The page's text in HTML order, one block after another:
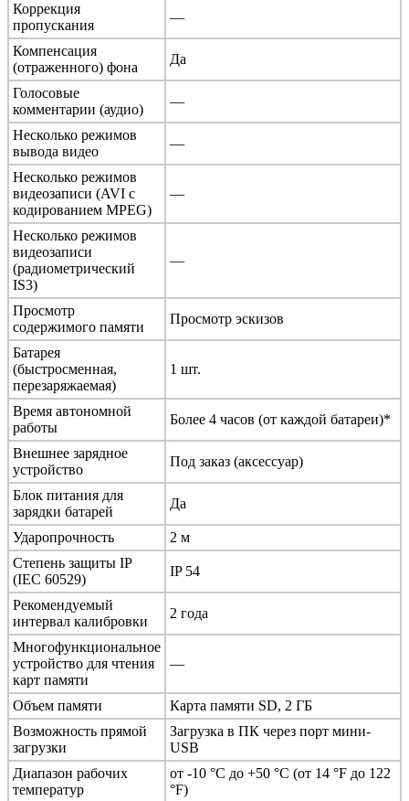
Коррекция
пропускания
—
Компенсация
(отраженного) фона
Да
Голосовые
комментарии (аудио)
—
Несколько режимов
вывода видео
—
Несколько режимов
видеозаписи (AVI с
кодированием MPEG)
—
Несколько режимов
видеозаписи
(радиометрический
IS3)
—
Просмотр
содержимого памяти
Просмотр эскизов
Батарея
(быстросменная,
перезаряжаемая)
1 шт.
Время автономной
работы
Более 4 часов (от каждой батареи)*
Внешнее зарядное
устройство
Под заказ (аксессуар)
Блок питания для
зарядки батарей
Да
Ударопрочность
2 м
Степень защиты IP
(IEC 60529)
IP 54
Рекомендуемый
интервал калибровки
2 года
Многофункциональное
устройство для чтения
карт памяти
—
Объем памяти
Карта памяти SD, 2 ГБ
Возможность прямой
загрузки
Загрузка в ПК через порт мини-
USB
Диапазон рабочих
температур
от -10 °C до +50 °C (от 14 °F до 122
°F)